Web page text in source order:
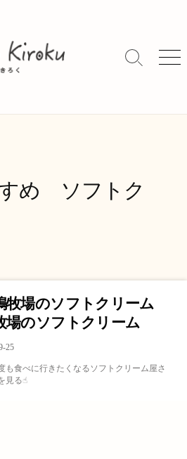
検
替
メ
め ソフトク
牧場のソフトクリーム
場のソフトクリーム
25
も食べに行きたくなるソフトクリーム屋さ
見る☝︎